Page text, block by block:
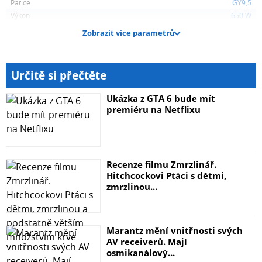
Životnost lampy:
100 h
Světelný tok:
15 000 lm
Napětí (žárovky):
230 V
Rozměry (LxD):
90 x 26 mm
Hmotnost:
0,02 kg
Patice
GY9,5
Výkon
650 W
Zobrazit více parametrů
Určitě si přečtěte
Ukázka z GTA 6 bude mít
premiéru na Netflixu
Recenze filmu Zmrzlinář.
Hitchcockovi Ptáci s dětmi,
zmrzlinou...
Marantz mění vnitřnosti svých
AV receiverů. Mají
osmikanálový...